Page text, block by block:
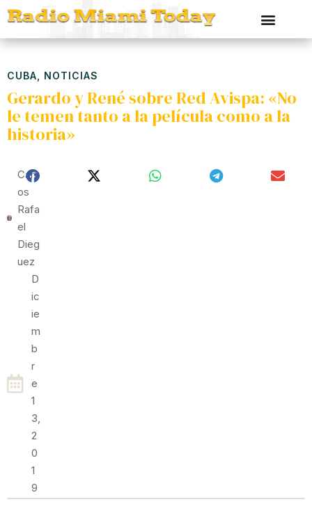
CUBA NOTICIAS
Gerardo y René sobre Red Avispa: «No
le temen tanto a la película como a la
historia»
Carl
Os
Rafa
El
Dieg
Uez
D
Ic
Ie
M
B
R
E
1
3,
2
0
1
9